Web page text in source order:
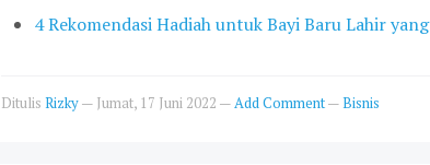
4 Rekomendasi Hadiah untuk Bayi Baru Lahir
Ditulis Rizky— Jumat, 17 Juni 2022 —Add Comment—Bisnis